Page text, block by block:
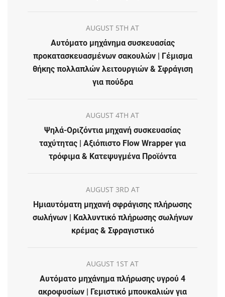
AUGUST 5TH AT
Αυτόματο μηχάνημα συσκευασίας
προκατασκευασμένων σακουλών | Γέμισμα
θήκης πολλαπλών λειτουργιών & Σφράγιση
για πούδρα
AUGUST 4TH AT
Ψηλά-Οριζόντια μηχανή συσκευασίας
ταχύτητας | Αξιόπιστο Flow Wrapper για
τρόφιμα & Κατεψυγμένα Προϊόντα
AUGUST 3RD AT
Ημιαυτόματη μηχανή σφράγισης πλήρωσης
σωλήνων | Καλλυντικό πλήρωσης σωλήνων
κρέμας & Σφραγιστικό
AUGUST 1ST AT
Αυτόματο μηχάνημα πλήρωσης υγρού 4
ακροφυσίων | Γεμιστικό μπουκαλιών για